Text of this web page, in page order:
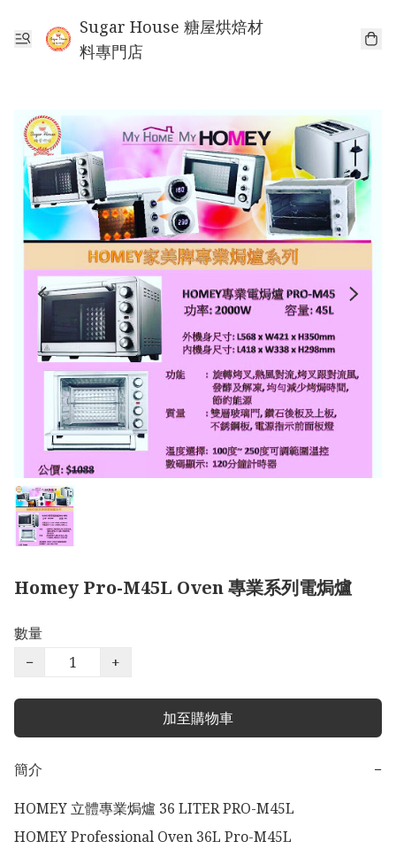
Sugar House 糖屋烘焙材
料專門店
Homey Pro-M45L Oven 專業系列電焗爐
數量
−
+
加至購物車
簡介
−
HOMEY 立體專業焗爐 36 LITER PRO-M45L
HOMEY Professional Oven 36L Pro-M45L